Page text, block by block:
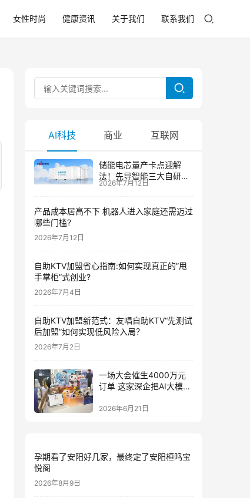
女性时尚 健康资讯 关于我们 联系我们
AI科技 商业 互联网
储能电芯量产卡点迎解
法！先导智能三大自研技
术攻克大尺寸制芯难题
2026年7月12日
产品成本居高不下 机器人进入家庭还需迈过
哪些门槛?
2026年7月12日
自助KTV加盟省心指南:如何实现真正的”甩
手掌柜”式创业?
2026年7月4日
自助KTV加盟新范式：友唱自助KTV“先测试
后加盟”如何实现低风险入局？
2026年7月2日
一场大会催生4000万元
订单 这家深企把AI大模型
2026年6月21日
孕期看了安阳好几家，最终定了安阳桓鸣宝
悦阁
2026年8月9日